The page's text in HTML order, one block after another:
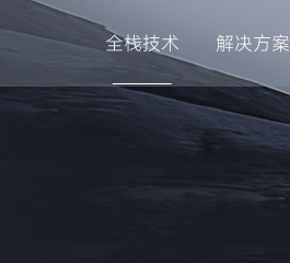
全栈技术 解决方案